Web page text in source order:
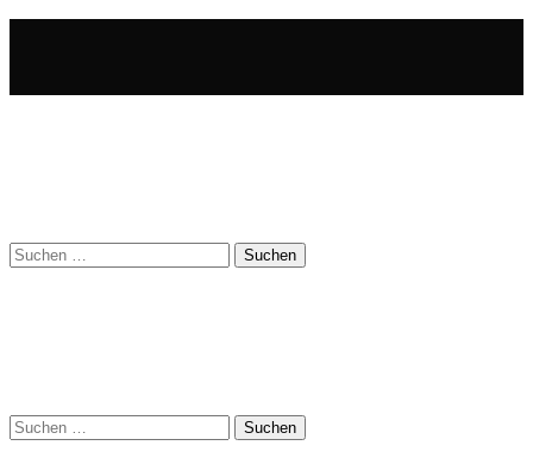
Suchen
nach:
Suchen
nach: